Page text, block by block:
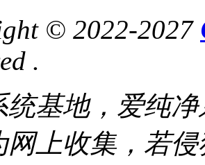
© 2022-2027
.
统基地，爱纯
网上收集，若